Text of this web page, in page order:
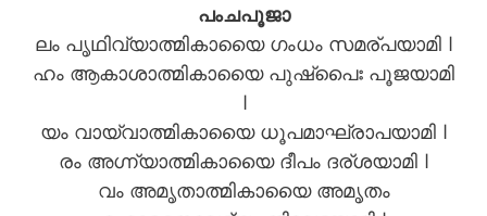
പംചപൂജാ
ലം പൃഥിവ്യാത്മികായൈ ഗംധം സമര്പയാമി ।
ഹം ആകാശാത്മികായൈ പുഷ്പൈഃ പൂജയാമി
।
യം വായ്വാത്മികായൈ ധൂപമാഘ്രാപയാമി ।
രം അഗ്ന്യാത്മികായൈ ദീപം ദര്ശയാമി ।
വം അമൃതാത്മികായൈ അമൃതം